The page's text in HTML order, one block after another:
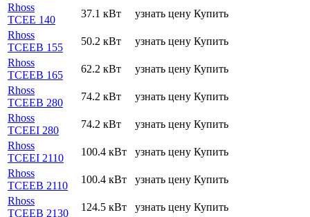
Rhoss
TCEE 140
37.1 кВт узнать цену Купить
Rhoss
TCEEB 155
50.2 кВт узнать цену Купить
Rhoss
TCEEB 165
62.2 кВт узнать цену Купить
Rhoss
TCEEB 280
74.2 кВт узнать цену Купить
Rhoss
TCEEI 280
74.2 кВт узнать цену Купить
Rhoss
TCEEI 2110
100.4 кВт узнать цену Купить
Rhoss
TCEEB 2110
100.4 кВт узнать цену Купить
Rhoss
TCEEB 2130
124.5 кВт узнать цену Купить